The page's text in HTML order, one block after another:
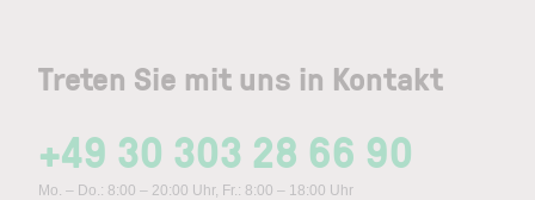
Treten Sie mit uns in Kontakt
+49 30 303 28 66 90
Mo. – Do.: 8:00 – 20:00 Uhr, Fr.: 8:00 – 18:00 Uhr